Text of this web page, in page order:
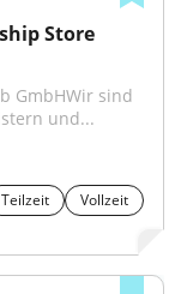
Store
GmbHWir sind
und...
Teilzeit
Vollzeit